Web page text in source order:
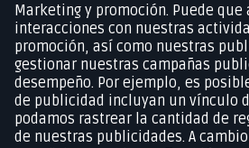
Marketing y promoción. Puede que
interacciones con nuestras
promoción, así como nuestras
gestionar nuestras campañas
desempeño. Por ejemplo, es
de publicidad incluyan un vínculo
podamos rastrear la cantidad de
de nuestras publicidades. A